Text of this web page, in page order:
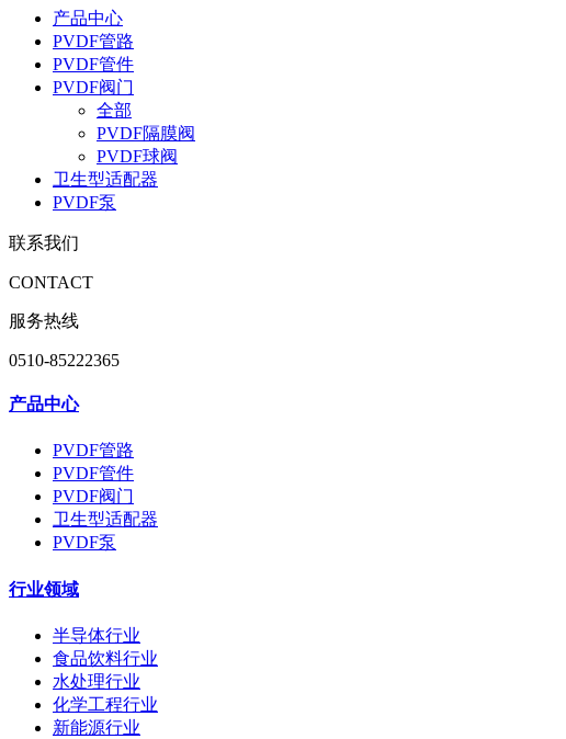
产品中心
PVDF管路
PVDF管件
PVDF阀门
全部
PVDF隔膜阀
PVDF球阀
卫生型适配器
PVDF泵
联系我们
CONTACT
服务热线
0510-85222365
产品中心
PVDF管路
PVDF管件
PVDF阀门
卫生型适配器
PVDF泵
行业领域
半导体行业
食品饮料行业
水处理行业
化学工程行业
新能源行业